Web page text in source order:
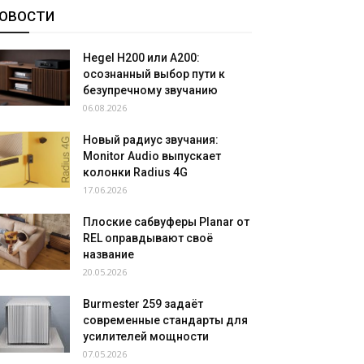
Hegel H200 или A200:
осознанный выбор пути к
безупречному звучанию
06.08.2026
Новый радиус звучания:
Monitor Audio выпускает
колонки Radius 4G
17.06.2026
Плоские сабвуферы Planar от
REL оправдывают своё
название
20.05.2026
Burmester 259 задаёт
современные стандарты для
усилителей мощности
07.05.2026